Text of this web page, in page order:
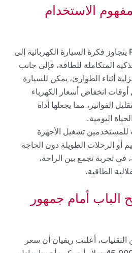
الاستخدام
ما تقدمه ريفيان R2 يتجاوز فكرة السيارة الكهربائية إلى
المتكاملة للطاقة، فإلى جانب
أثناء الطوارئ، يمكن للسيارة
انخفاض أسعار الكهرباء
الفواتير، مما يجعلها أداة
اليومية.
للمستخدمين تشغيل الأجهزة
أو الرحلات الطويلة دون الحاجة
في تجربة تجمع بين الراحة،
الطاقية.
الباب أمام جمهور
التقنيات، أعلنت ريفيان أن سعر